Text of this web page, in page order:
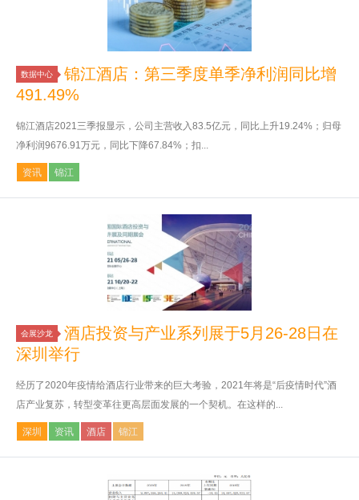
数据中心
锦江酒店：第三季度单季净利润同比增
491.49%
锦江酒店2021三季报显示，公司主营收入83.5亿元，同比上升19.24%；归母
净利润9676.91万元，同比下降67.84%；扣...
资讯 锦江
会展沙龙
酒店投资与产业系列展于5月26-28日在
深圳举行
经历了2020年疫情给酒店行业带来的巨大考验，2021年将是“后疫情时代”酒
店产业复苏，转型变革往更高层面发展的一个契机。在这样的...
深圳 资讯 酒店 锦江